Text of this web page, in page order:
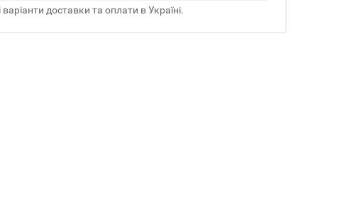
доставки та оплати в Україні.